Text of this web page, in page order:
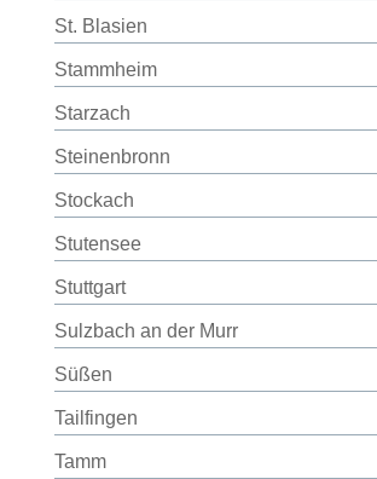
St. Blasien
Stammheim
Starzach
Steinenbronn
Stockach
Stutensee
Stuttgart
Sulzbach an der Murr
Süßen
Tailfingen
Tamm